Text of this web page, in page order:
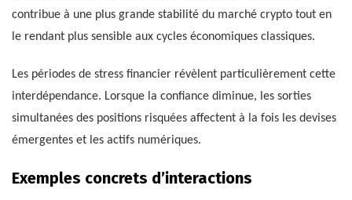
contribue à une plus grande stabilité du marché crypto tout en
le rendant plus sensible aux cycles économiques classiques.
Les périodes de stress financier révèlent particulièrement cette
interdépendance. Lorsque la confiance diminue, les sorties
simultanées des positions risquées affectent à la fois les devises
émergentes et les actifs numériques.
Exemples concrets d’interactions